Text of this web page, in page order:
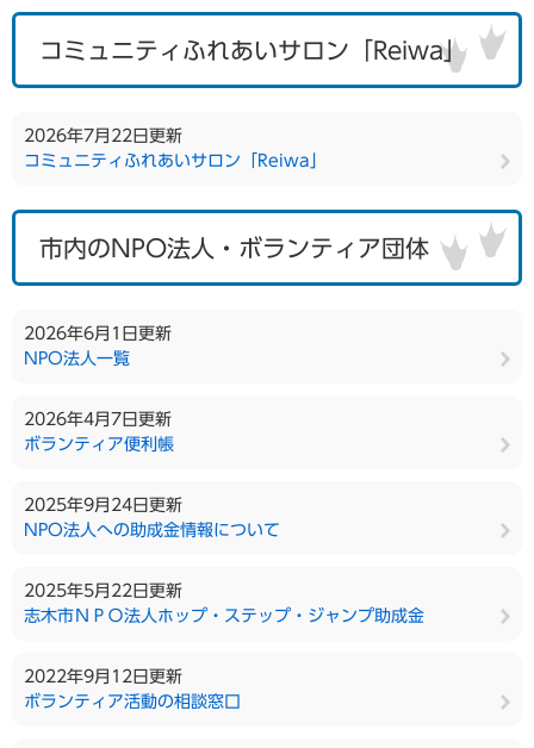
コミュニティふれあいサロン「Reiwa」
2026年7月22日更新
コミュニティふれあいサロン「Reiwa」
市内のNPO法人・ボランティア団体
2026年6月1日更新
NPO法人一覧
2026年4月7日更新
ボランティア便利帳
2025年9月24日更新
NPO法人への助成金情報について
2025年5月22日更新
志木市ＮＰＯ法人ホップ・ステップ・ジャンプ助成金
2022年9月12日更新
ボランティア活動の相談窓口